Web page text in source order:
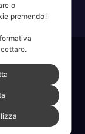
Chi Siamo
o
premendo i